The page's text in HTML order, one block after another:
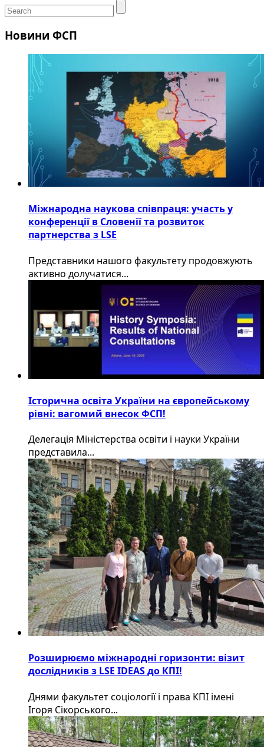
Новини ФСП
Міжнародна наукова співпраця: участь у
конференції в Словенії та розвиток
партнерства з LSE
​Представники нашого факультету продовжують
активно долучатися...
Історична освіта України на європейському
рівні: вагомий внесок ФСП!
Делегація Міністерства освіти і науки України
представила...
Розширюємо міжнародні горизонти: візит
дослідників з LSE IDEAS до КПІ!
Днями факультет соціології і права КПІ імені
Ігоря Сікорського...